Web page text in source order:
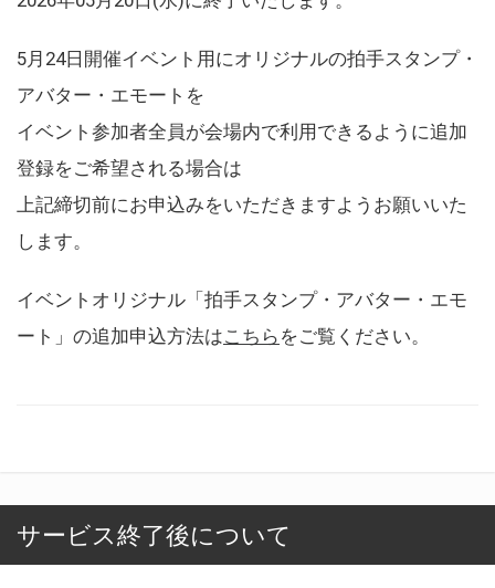
5月24日開催イベント用にオリジナルの拍手スタンプ・
アバター・エモートを
イベント参加者全員が会場内で利用できるように追加
登録をご希望される場合は
上記締切前にお申込みをいただきますようお願いいた
します。
イベントオリジナル「拍手スタンプ・アバター・エモ
ート」の追加申込方法はこちら をご覧ください。
サービス終了後について